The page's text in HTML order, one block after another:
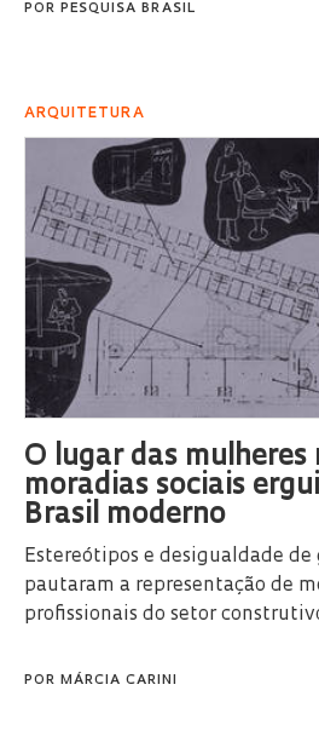
POR PESQUISA BRASIL
ARQUITETURA
O lugar das mulheres
moradias sociais
Brasil moderno
Estereótipos e desigualdade de
pautaram a representação de
profissionais do setor
POR MÁRCIA CARINI